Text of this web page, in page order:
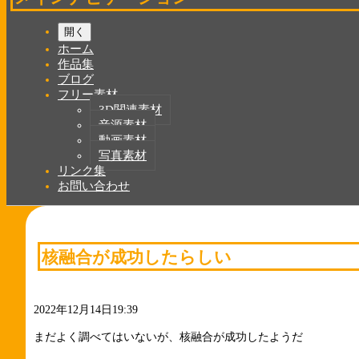
開く
ホーム
作品集
ブログ
フリー素材
3D関連素材
音源素材
動画素材
写真素材
リンク集
お問い合わせ
核融合が成功したらしい
2022年12月14日19:39
まだよく調べてはいないが、核融合が成功したようだ